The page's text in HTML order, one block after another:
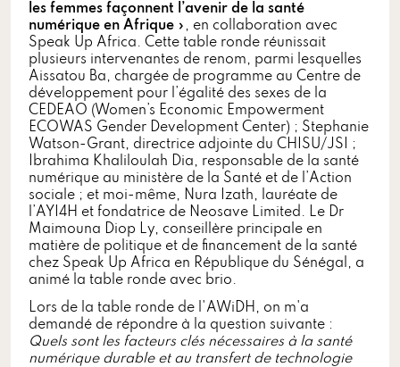
les femmes façonnent l’avenir de la santé
numérique en Afrique », en collaboration avec
Speak Up Africa. Cette table ronde réunissait
plusieurs intervenantes de renom, parmi lesquelles
Aissatou Ba, chargée de programme au Centre de
développement pour l’égalité des sexes de la
CEDEAO (Women’s Economic Empowerment
ECOWAS Gender Development Center) ; Stephanie
Watson-Grant, directrice adjointe du CHISU/JSI ;
Ibrahima Khaliloulah Dia, responsable de la santé
numérique au ministère de la Santé et de l’Action
sociale ; et moi-même, Nura Izath, lauréate de
l’AYI4H et fondatrice de Neosave Limited. Le Dr
Maimouna Diop Ly, conseillère principale en
matière de politique et de financement de la santé
chez Speak Up Africa en République du Sénégal, a
animé la table ronde avec brio.
Lors de la table ronde de l'AWiDH, on m'a
demandé de répondre à la question suivante :
Quels sont les facteurs clés nécessaires à la santé
numérique durable et au transfert de technologie